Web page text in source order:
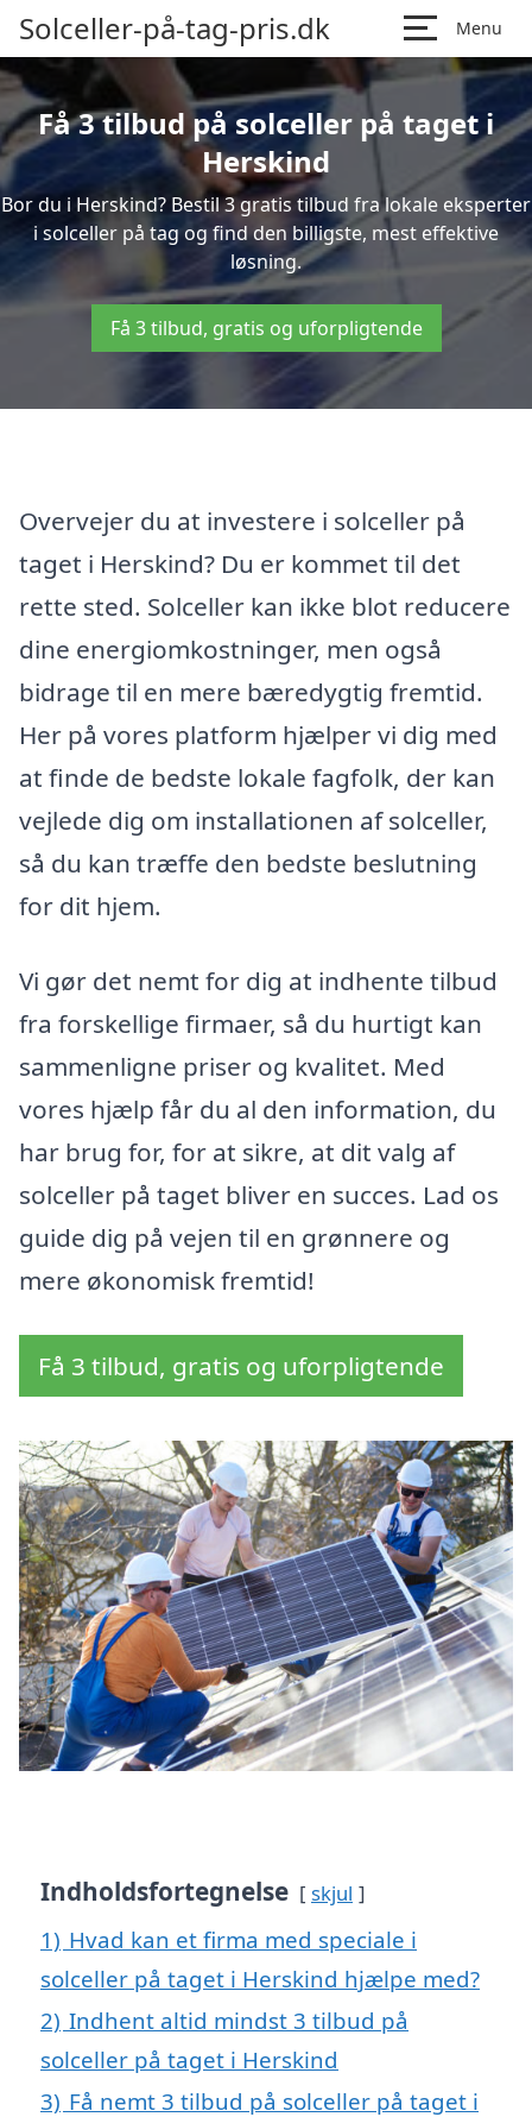
Solceller-på-tag-pris.dk Menu
Få 3 tilbud på solceller på taget i
Herskind
Bor du i Herskind? Bestil 3 gratis tilbud fra lokale eksperter
i solceller på tag og find den billigste, mest effektive
løsning.
Få 3 tilbud, gratis og uforpligtende
Overvejer du at investere i solceller på
taget i Herskind? Du er kommet til det
rette sted. Solceller kan ikke blot reducere
dine energiomkostninger, men også
bidrage til en mere bæredygtig fremtid.
Her på vores platform hjælper vi dig med
at finde de bedste lokale fagfolk, der kan
vejlede dig om installationen af solceller,
så du kan træffe den bedste beslutning
for dit hjem.
Vi gør det nemt for dig at indhente tilbud
fra forskellige firmaer, så du hurtigt kan
sammenligne priser og kvalitet. Med
vores hjælp får du al den information, du
har brug for, for at sikre, at dit valg af
solceller på taget bliver en succes. Lad os
guide dig på vejen til en grønnere og
mere økonomisk fremtid!
Få 3 tilbud, gratis og uforpligtende
Indholdsfortegnelse skjul
1) Hvad kan et firma med speciale i
solceller på taget i Herskind hjælpe med?
2) Indhent altid mindst 3 tilbud på
solceller på taget i Herskind
3) Få nemt 3 tilbud på solceller på taget i